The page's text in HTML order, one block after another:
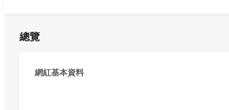
總覽
網紅基本資料